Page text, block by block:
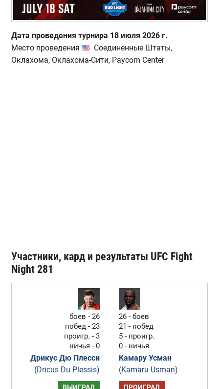
Дата проведения турнира 18 июля 2026 г.
Место проведения
Соединенные Штаты,
Оклахома, Оклахома-Сити, Paycom Center
Участники, кард и результаты UFC Fight
Night 281
боев - 26
побед - 23
проигр. - 3
ничья - 0
Дрикус Дю Плесси
(Dricus Du Plessis)
26 - боев
21 - побед
5 - проигр.
0 - ничья
Камару Усман
(Kamaru Usman)
ВЫИГРАЛ ПРОИГРАЛ